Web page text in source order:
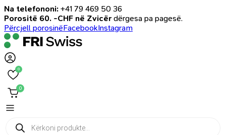
Na telefononi: +41 79 469 50 36
Porositë 60. -CHF në Zvicër dërgesa pa pagesë.
Përcjell porosinëFacebookInstagram
0
0
Products
search